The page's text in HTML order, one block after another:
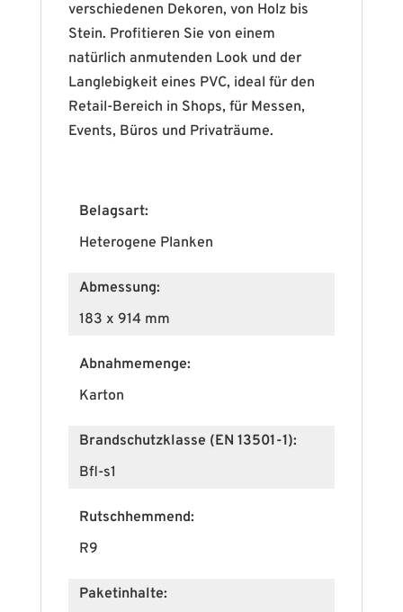
verschiedenen Dekoren, von Holz bis
Stein. Profitieren Sie von einem
natürlich anmutenden Look und der
Langlebigkeit eines PVC, ideal für den
Retail-Bereich in Shops, für Messen,
Events, Büros und Privaträume.
Belagsart:
Heterogene Planken
Abmessung:
183 x 914 mm
Abnahmemenge:
Karton
Brandschutzklasse (EN 13501-1):
Bfl-s1
Rutschhemmend:
R9
Paketinhalte: